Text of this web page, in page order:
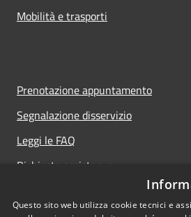
Mobilità e trasporti
Prenotazione appuntamento
Segnalazione disservizio
Leggi le FAQ
Richiesta assistenza
Questo sito web utilizza cookie tecnici e